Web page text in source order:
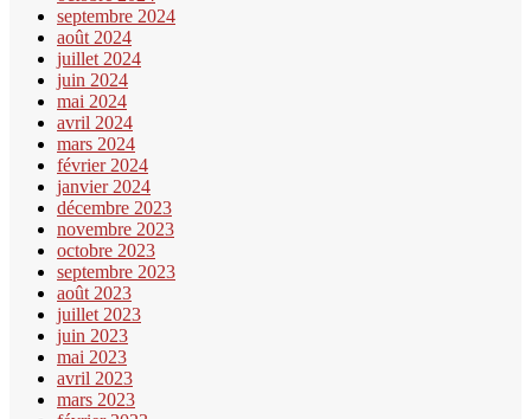
septembre 2024
août 2024
juillet 2024
juin 2024
mai 2024
avril 2024
mars 2024
février 2024
janvier 2024
décembre 2023
novembre 2023
octobre 2023
septembre 2023
août 2023
juillet 2023
juin 2023
mai 2023
avril 2023
mars 2023